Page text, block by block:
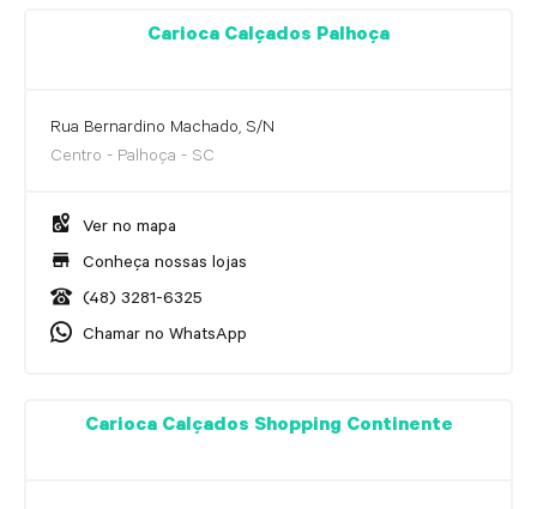
Carioca Calçados Palhoça
Rua Bernardino Machado, S/N
Centro - Palhoça - SC
Ver no mapa
Conheça nossas lojas
(48) 3281-6325
Chamar no WhatsApp
Carioca Calçados Shopping Continente